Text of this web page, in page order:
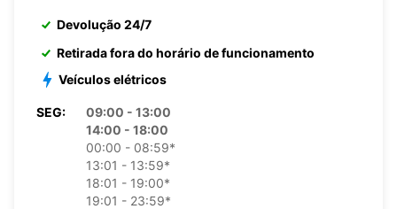
Devolução 24/7
Retirada fora do horário de funcionamento
Veículos elétricos
SEG:
09:00 - 13:00
14:00 - 18:00
00:00 - 08:59*
13:01 - 13:59*
18:01 - 19:00*
19:01 - 23:59*